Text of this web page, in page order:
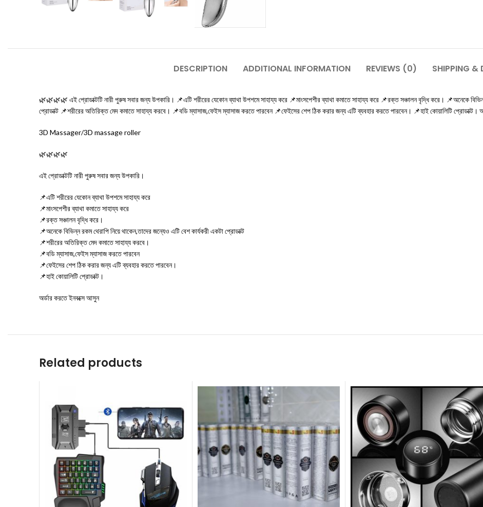
DESCRIPTION ADDITIONAL INFORMATION REVIEWS (0) SHIPPING &
🌿🌿🌿🌿 এই প্রোডাক্টটি নারী পুরুষ সবার জন্য উপকারি। 📌এটি শরীরের যেকোন ব্যাথা উপশমে সাহায্য করে 📌মাংসপেশীর ব্যাথা কমাতে সাহায্য করে 📌রক্ত সঞ্চালন বৃদ্ধি করে। 📌অনেকে
প্রোডাক্ট 📌শরীরের অতিরিক্ত মেদ কমাতে সাহায্য করবে। 📌বডি ম্যাসাজ,ফেইস ম্যাসাজ করতে পারবেন 📌ফেইসের শেপ ঠিক করার জন্য এটি ব্যবহার করতে পারবেন। 📌হাই কোয়ালিটি
3D Massager/3D massage roller
🌿🌿🌿🌿
এই প্রোডাক্টটি নারী পুরুষ সবার জন্য উপকারি।
📌এটি শরীরের যেকোন ব্যাথা উপশমে সাহায্য করে
📌মাংসপেশীর ব্যাথা কমাতে সাহায্য করে
📌রক্ত সঞ্চালন বৃদ্ধি করে।
📌অনেকে বিভিন্ন রকম থেরাপি নিয়ে থাকেন,তাদের জন্যেও এটি বেশ কার্যকরী একটা প্রোডাক্ট
📌শরীরের অতিরিক্ত মেদ কমাতে সাহায্য করবে।
📌বডি ম্যাসাজ,ফেইস ম্যাসাজ করতে পারবেন
📌ফেইসের শেপ ঠিক করার জন্য এটি ব্যবহার করতে পারবেন।
📌হাই কোয়ালিটি প্রোডাক্ট।
অর্ডার করতে ইনবক্সে আসুন
Related products